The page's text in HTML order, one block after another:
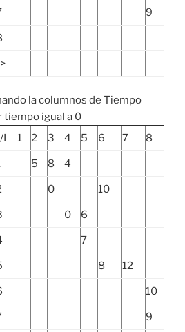
9
la columnos de Tiempo
tiempo igual a 0
I 1 2 3 4 5 6 7 8
5 8 4
0 10
0 6
7
8 12
10
9